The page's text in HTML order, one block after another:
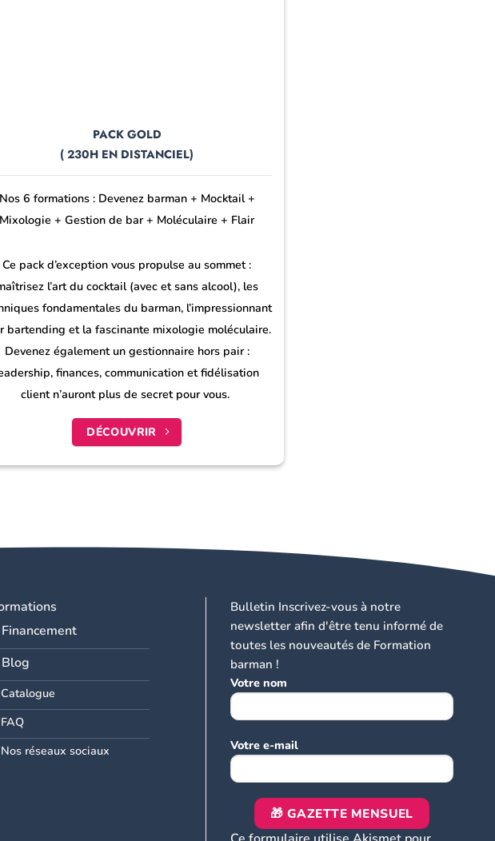
PACK GOLD
( 230H EN DISTANCIEL)
Nos 6 formations : Devenez barman + Mocktail +
Mixologie + Gestion de bar + Moléculaire + Flair
Ce pack d’exception vous propulse au sommet :
l’art du cocktail (avec et sans alcool), les
fondamentales du barman, l’impressionnant
bartending et la fascinante mixologie moléculaire.
Devenez également un gestionnaire hors pair :
finances, communication et fidélisation
client n’auront plus de secret pour vous.
DÉCOUVRIR
Financement
Blog
Catalogue
FAQ
Nos réseaux sociaux
Bulletin Inscrivez-vous à notre
newsletter afin d'être tenu informé de
toutes les nouveautés de Formation
barman !
Votre nom
Votre e-mail